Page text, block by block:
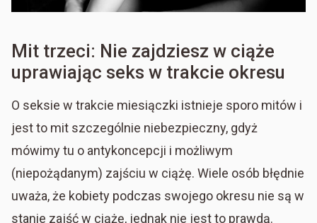
Mit trzeci: Nie zajdziesz w ciąże
uprawiając seks w trakcie okresu
O seksie w trakcie miesiączki istnieje sporo mitów i
jest to mit szczególnie niebezpieczny, gdyż
mówimy tu o antykoncepcji i możliwym
(niepożądanym) zajściu w ciążę. Wiele osób błędnie
uważa, że kobiety podczas swojego okresu nie są w
stanie zajść w ciążę, jednak nie jest to prawdą.